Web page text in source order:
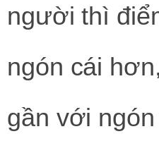
người thì
ngón cái
gần với